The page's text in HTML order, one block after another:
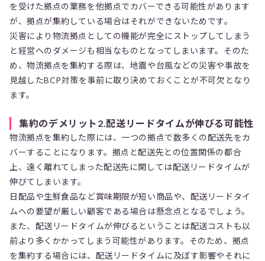
を受けた拠点の業務を他拠点でカバーできる可能性があります
が、拠点が集約している場合はそれができないためです。
災害により物流拠点としての機能が完全にストップしてしまう
と経営へのダメージも相当なものとなってしまいます。そのた
め、物流拠点を集約する際は、地震や台風などの災害や事故を
見越したBCP対策を事前に取り決めておくことが不可欠となり
ます。
集約のデメリット2.配送リードタイムが伸びる可能性
物流拠点を集約した際には、一つの拠点で数多くの配送先をカ
バーすることになります。拠点と配送先との位置関係の都合
上、遠く離れてしまった配送先に関しては配送リードタイムが
伸びてしまいます。
日配品や生鮮食品など賞味期限が短い商品や、配送リードタイ
ムへの要望が厳しい顧客である場合は懸念点となるでしょう。
また、配送リードタイムが伸びるということは配送コストも以
前より多くかかってしまう可能性があります。そのため、拠点
を集約する場合には、配送リードタイムに及ぼす影響やそれに